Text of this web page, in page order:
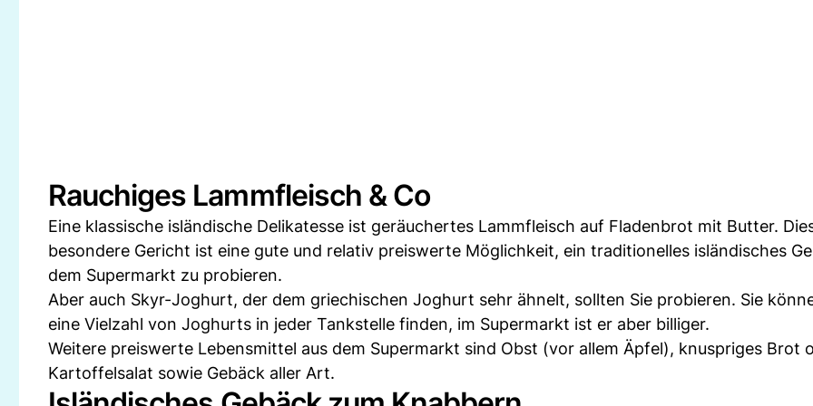
Rauchiges Lammfleisch & Co
Eine klassische isländische Delikatesse ist geräuchertes Lammfleisch auf Fladenbrot mit Butter.
besondere Gericht ist eine gute und relativ preiswerte Möglichkeit, ein traditionelles isländisches
dem Supermarkt zu probieren.
Aber auch Skyr-Joghurt, der dem griechischen Joghurt sehr ähnelt, sollten Sie probieren. Sie
eine Vielzahl von Joghurts in jeder Tankstelle finden, im Supermarkt ist er aber billiger.
Weitere preiswerte Lebensmittel aus dem Supermarkt sind Obst (vor allem Äpfel), knuspriges Brot
Kartoffelsalat sowie Gebäck aller Art.